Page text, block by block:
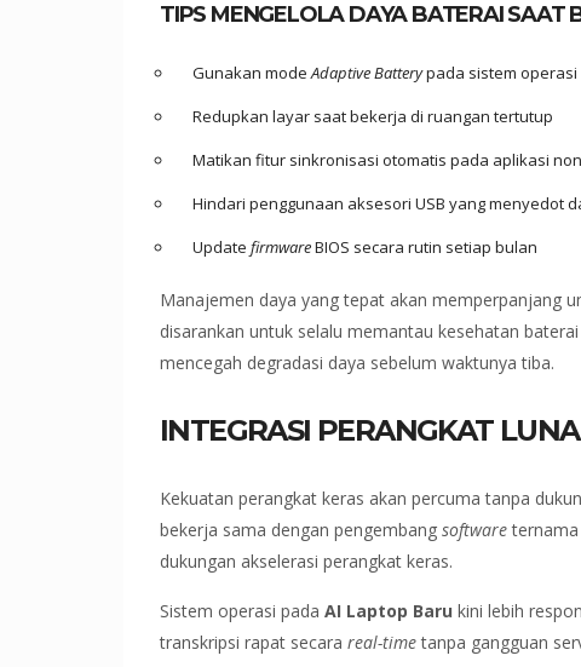
TIPS MENGELOLA DAYA BATERAI SAAT
Gunakan modeAdaptive Batterypada sistem operasi
Redupkan layar saat bekerja di ruangan tertutup
Matikan fitur sinkronisasi otomatis pada aplikasi
Hindari penggunaan aksesori USB yang menyedot
Update firmwareBIOS secara rutin setiap bulan
Manajemen daya yang tepat akan memperpanjang
disarankan untuk selalu memantau kesehatan
mencegah degradasi daya sebelum waktunya tiba.
INTEGRASI PERANGKAT
Kekuatan perangkat keras akan percuma tanpa
bekerja sama dengan pengembang softwareternama
dukungan akselerasi perangkat keras.
Sistem operasi pada AI Laptop Baru kini lebih
transkripsi rapat secara real-timetanpa gangguan